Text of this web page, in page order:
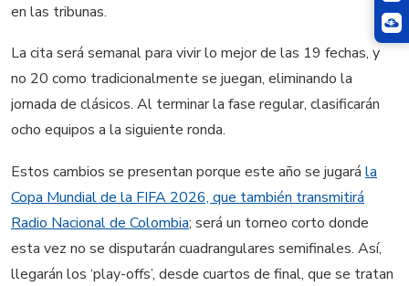
en las tribunas.
La cita será semanal para vivir lo mejor de las 19 fechas, y
no 20 como tradicionalmente se juegan, eliminando la
jornada de clásicos. Al terminar la fase regular, clasificarán
ocho equipos a la siguiente ronda.
Estos cambios se presentan porque este año se jugará la
Copa Mundial de la FIFA 2026, que también transmitirá
Radio Nacional de Colombia; será un torneo corto donde
esta vez no se disputarán cuadrangulares semifinales. Así,
llegarán los ‘play-offs’, desde cuartos de final, que se tratan